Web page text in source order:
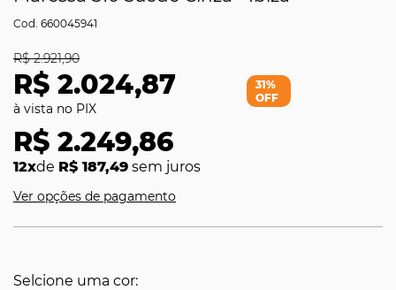
660045941
R$ 2.024,87
R$ 2.921,90
R$ 2.249,86
12xde R$ 187,49 sem juros
31%
OFF
Ver opções de pagamento
Selcione uma cor